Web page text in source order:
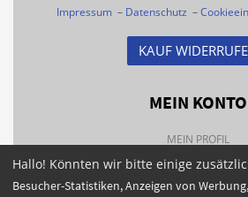
Impressum– Datenschutz –
KAUF
MEIN KONTO
MEIN PROFIL
BESTELLHISTORIE
FAQS
Hallo! Könnten wir bitte einige
Besucher-Statistiken, Anzeigen von